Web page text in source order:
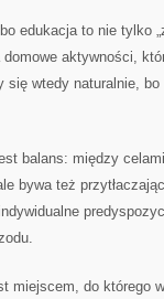
edukacja to nie tylko
aktywności,
wtedy naturalnie,
balans: między
bywa też
miejscem, do którego